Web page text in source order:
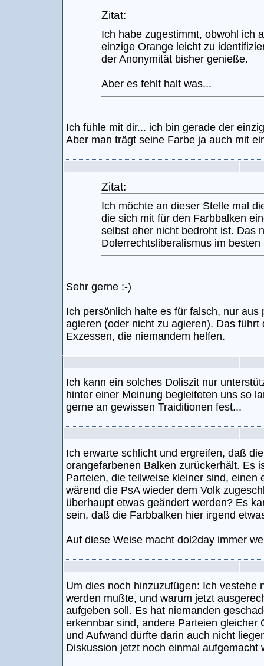
Zitat:
Ich habe zugestimmt, obwohl ich
einzige Orange leicht zu
der Anonymität bisher genieße.
Aber es fehlt halt was...
Ich fühle mit dir... ich bin gerade der
Aber man trägt seine Farbe ja auch mit
Zitat:
Ich möchte an dieser Stelle mal
die sich mit für den Farbbalken
selbst eher nicht bedroht ist. Das
Dolerrechtsliberalismus im
Sehr gerne :-)
Ich persönlich halte es für falsch, nur
agieren (oder nicht zu agieren). Das führt
Exzessen, die niemandem helfen.
Ich kann ein solches Doliszit nur
hinter einer Meinung begleiteten uns so
gerne an gewissen Traiditionen fest...
Ich erwarte schlicht und ergreifen, daß
orangefarbenen Balken zurückerhält. Es
Parteien, die teilweise kleiner sind, einen
wärend die PsA wieder dem Volk
überhaupt etwas geändert werden? Es
sein, daß die Farbbalken hier irgend
Auf diese Weise macht dol2day immer
Um dies noch hinzuzufügen: Ich vestehe
werden mußte, und warum jetzt
aufgeben soll. Es hat niemanden
erkennbar sind, andere Parteien gleicher
und Aufwand dürfte darin auch nicht
Diskussion jetzt noch einmal aufgemacht